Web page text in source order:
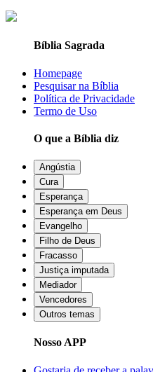
Bíblia Sagrada
Homepage
Pesquisar na Bíblia
Política de Privacidade
Termo de Uso
O que a Bíblia diz
Angústia
Cura
Esperança
Esperança em Deus
Evangelho
Filho de Deus
Fracasso
Justiça imputada
Mediador
Vencedores
Outros temas
Nosso APP